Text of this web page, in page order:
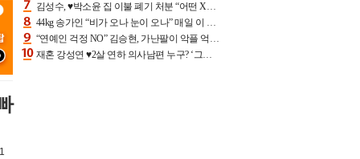
김성수, ♥박소윤 집 이불 폐기 처분 “어떤 X이랑 썼을지 몰라” 질투(신랑수업2)[어제TV]
44kg 송가인 “비가 오나 눈이 오나” 매일 이 운동, 허벅지 근육량 상승+체지방 감소
“연예인 걱정 NO” 김승현, 가난팔이 악플 억울할만‥아내+딸과 日 여행
재혼 강성연 ♥2살 연하 의사남편 누구? ‘그알’ 자문의에 훈남 비주얼 초엘리트 스펙 [종합]